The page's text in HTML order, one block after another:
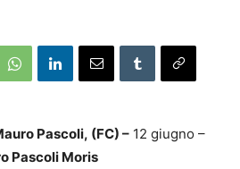
Pascoli, (FC) – 12 giugno –
Pascoli Moris